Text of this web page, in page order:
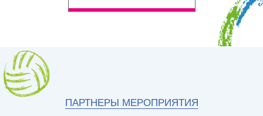
ПАРТНЕРЫ МЕРОПРИЯТИЯ